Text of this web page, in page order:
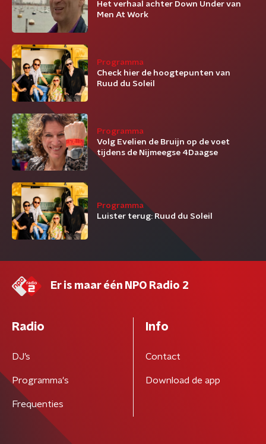
Het verhaal achter Down Under van
Men At Work
Programma
Check hier de hoogtepunten van
Ruud du Soleil
Programma
Volg Evelien de Bruijn op de voet
tijdens de Nijmeegse 4Daagse
Programma
Luister terug: Ruud du Soleil
Er is maar één NPO Radio 2
Radio
DJ’s
Programma's
Frequenties
Info
Contact
Download de app